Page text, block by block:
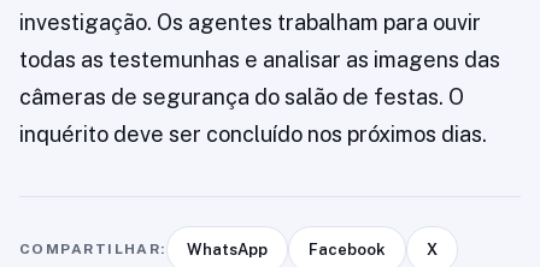
investigação. Os agentes trabalham para ouvir
todas as testemunhas e analisar as imagens das
câmeras de segurança do salão de festas. O
inquérito deve ser concluído nos próximos dias.
COMPARTILHAR: WhatsApp Facebook X